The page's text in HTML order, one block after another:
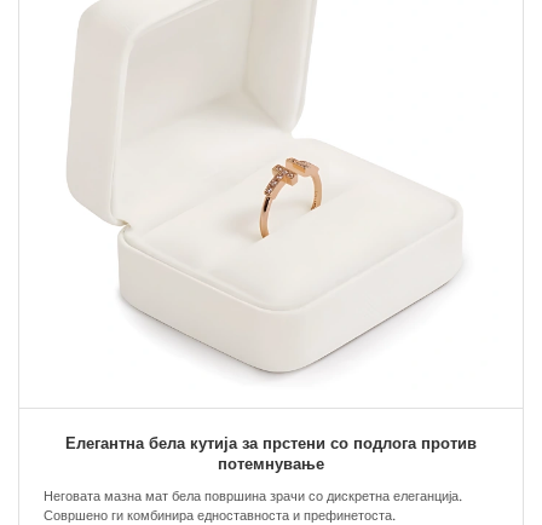
Елегантна бела кутија за прстени со подлога против
потемнување
Неговата мазна мат бела површина зрачи со дискретна елеганција.
Совршено ги комбинира едноставноста и префинетоста.